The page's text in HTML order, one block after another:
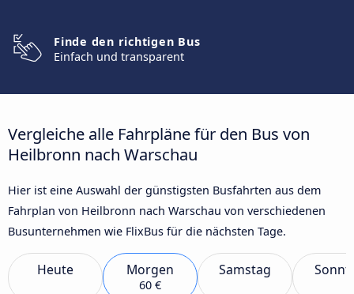
Finde den richtigen Bus
Einfach und transparent
Vergleiche alle Fahrpläne für den Bus von
Heilbronn nach Warschau
Hier ist eine Auswahl der günstigsten Busfahrten aus dem
Fahrplan von Heilbronn nach Warschau von verschiedenen
Busunternehmen wie FlixBus für die nächsten Tage.
Heute Morgen
60 €
Samstag